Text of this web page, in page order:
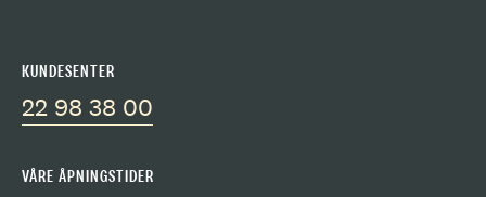
KUNDESENTER
22 98 38 00
VÅRE ÅPNINGSTIDER